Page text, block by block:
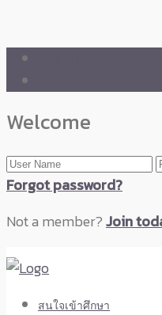
Welcome
Forgot password?
Not a member?Join
สนใจเข้าศึกษา